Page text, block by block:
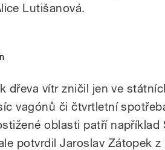
Lutišanová.
dřeva vítr zničil jen ve
vagónů či čtvrtletní
oblasti patří například
potvrdil Jaroslav Zátopek z